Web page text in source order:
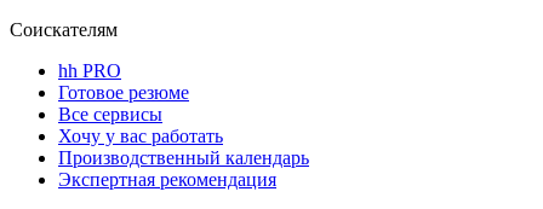
Соискателям
hh PRO
Готовое резюме
Все сервисы
Хочу у вас работать
Производственный календарь
Экспертная рекомендация